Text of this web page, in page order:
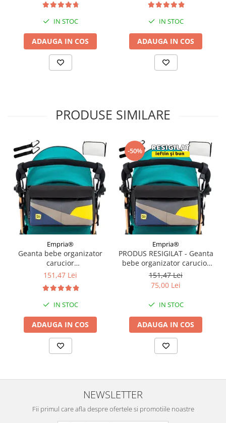
IN STOC
ADAUGA IN COS
IN STOC
ADAUGA IN COS
PRODUSE SIMILARE
Empria®
Geanta bebe organizator
carucior
bebelusi, 36x21x11 cm
151,47 Lei
IN STOC
ADAUGA IN COS
-50%
Empria®
PRODUS RESIGILAT - Geanta
bebe organizator carucior
bebelusi, 36x21x11 cm
151,47 Lei
75,00 Lei
IN STOC
ADAUGA IN COS
NEWSLETTER
Fii primul care afla despre ofertele si promotiile noastre